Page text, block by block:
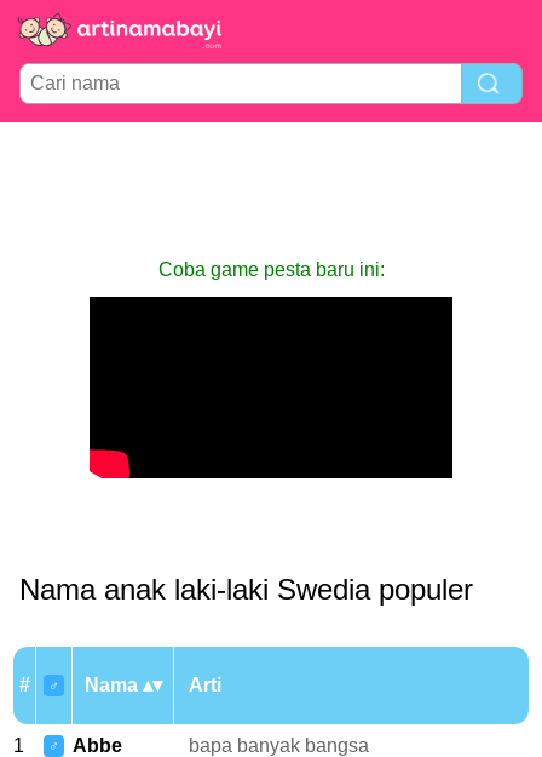
Coba game pesta baru ini:
Nama anak laki-laki Swedia populer
# ♂ Nama Arti
1 ♂ Abbe bapa banyak bangsa